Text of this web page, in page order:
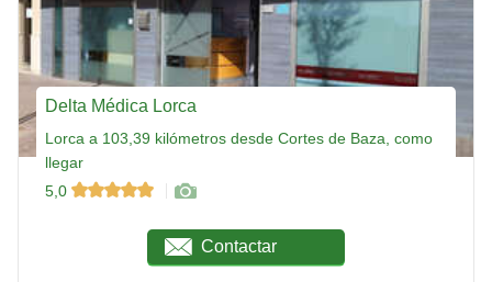
Delta Médica Lorca
Lorca a 103,39 kilómetros desde Cortes de Baza, como
llegar
5,0
Contactar